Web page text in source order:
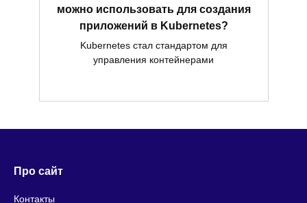
можно использовать для создания
приложений в Kubernetes?
Kubernetes стал стандартом для
управления контейнерами
Про сайт
Контакты